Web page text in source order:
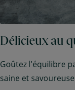
Délicieux au
Goûtez l'équilibre
saine et